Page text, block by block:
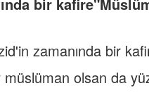
zamanında bir
müslüman olsan da